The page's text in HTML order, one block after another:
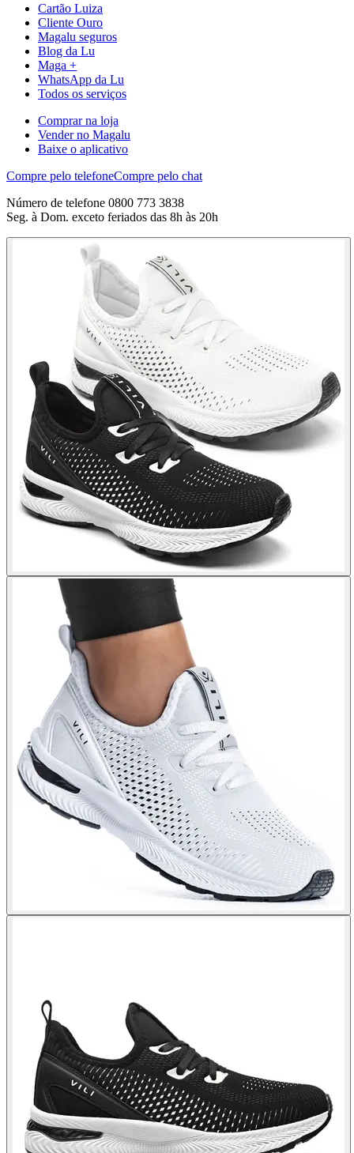
Cartão Luiza
Cliente Ouro
Magalu seguros
Blog da Lu
Maga +
WhatsApp da Lu
Todos os serviços
Comprar na loja
Vender no Magalu
Baixe o aplicativo
Compre pelo telefoneCompre pelo chat
Número de telefone 0800 773 3838
Seg. à Dom. exceto feriados das 8h às 20h